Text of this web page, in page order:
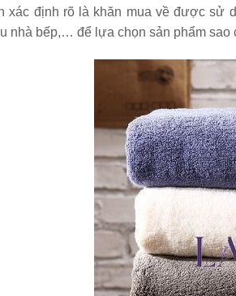
xác định rõ là khăn mua về được sử
nhà bếp,… để lựa chọn sản phẩm sao